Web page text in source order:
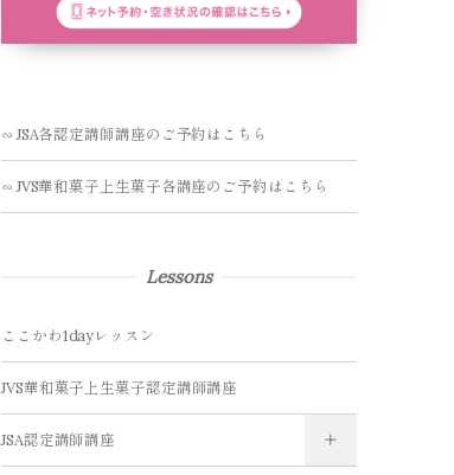
∽ JSA各認定講師講座のご予約はこちら
∽ JVS華和菓子上生菓子各講座のご予約はこちら
Lessons
ここかわ1dayレッスン
JVS華和菓子上生菓子認定講師講座
JSA認定講師講座